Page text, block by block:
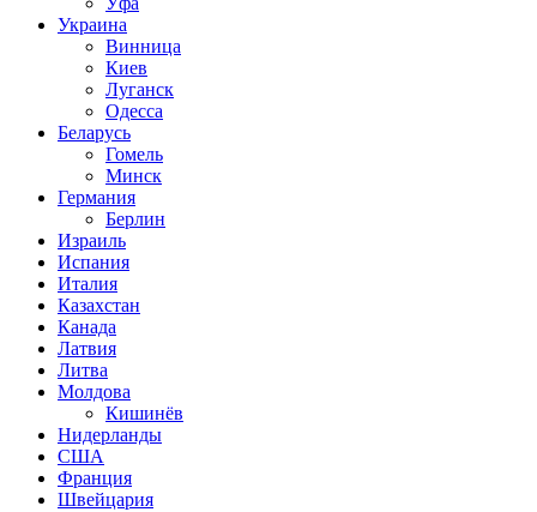
Украина
Винница
Киев
Луганск
Одесса
Беларусь
Гомель
Минск
Германия
Берлин
Израиль
Испания
Италия
Казахстан
Канада
Латвия
Литва
Молдова
Кишинёв
Нидерланды
США
Франция
Швейцария